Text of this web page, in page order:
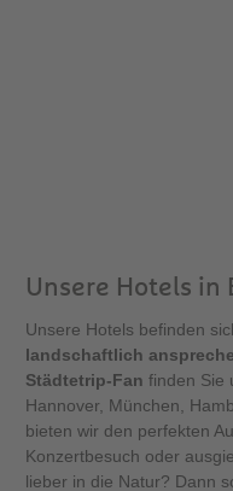
Unsere Hotels in
Unsere Hotels befinden
landschaftlich
Städtetrip-Fan finden Sie
Hannover, München,
bieten wir den perfekten
Konzertbesuch oder
lieber in die Natur? Dann